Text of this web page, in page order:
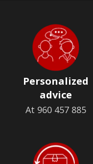
Personalized
advice
At 960 457 885